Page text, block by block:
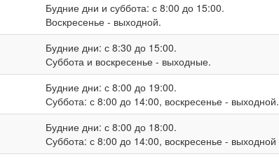
Будние дни и суббота: с 8:00 до 15:00.
Воскресенье - выходной.
Будние дни: с 8:30 до 15:00.
Суббота и воскресенье - выходные.
Будние дни: с 8:00 до 19:00.
Суббота: с 8:00 до 14:00, воскресенье - выходной.
Будние дни: с 8:00 до 18:00.
Суббота: с 8:00 до 14:00, воскресенье - выходной